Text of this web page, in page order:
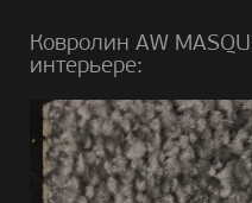
Ковролин AW
интерьере: